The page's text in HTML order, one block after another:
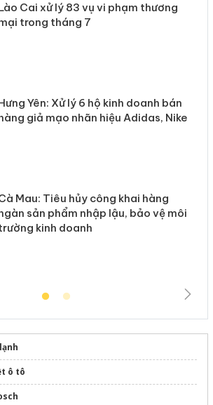
Cai xử lý 83 vụ vi phạm thương
trong tháng 7
Yên: Xử lý 6 hộ kinh doanh bán
giả mạo nhãn hiệu Adidas, Nike
Mau: Tiêu hủy công khai hàng
sản phẩm nhập lậu, bảo vệ môi
kinh doanh
ô tô